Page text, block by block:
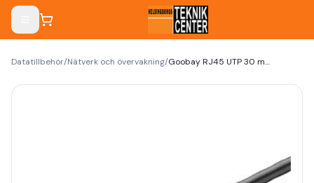
Datatillbehör/Nätverk och övervakning/ Goobay RJ45 UTP 30 meter CAT6 Outdoor